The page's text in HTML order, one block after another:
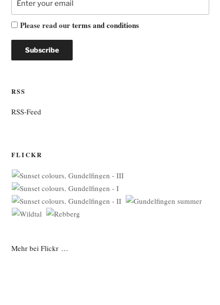
Please read ourterms and conditions
RSS
RSS-Feed
FLICKR
Mehr bei Flickr …